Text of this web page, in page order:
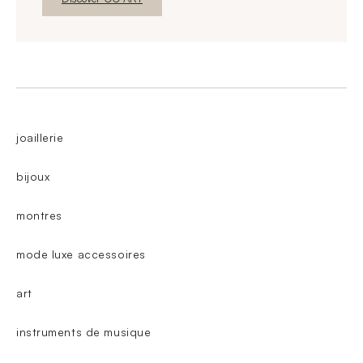
joaillerie
bijoux
montres
mode luxe accessoires
art
instruments de musique